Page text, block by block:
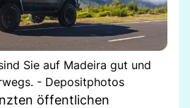
Sie auf Madeira gut und
- Depositphotos
öffentlichen